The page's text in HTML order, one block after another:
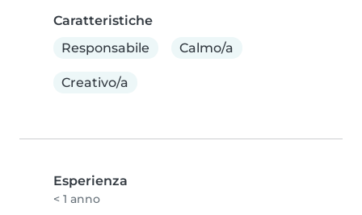
Caratteristiche
Responsabile
Calmo/a
Creativo/a
Esperienza
< 1 anno